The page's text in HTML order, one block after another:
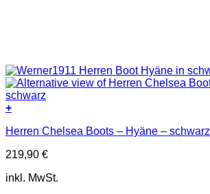
+
Produkt
mehrere
auf.
Herren Chelsea Boots – Hyäne – schwarz
219,90 €
inkl. MwSt.